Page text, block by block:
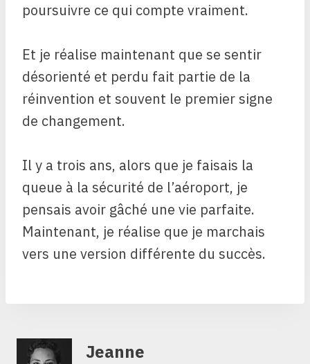
poursuivre ce qui compte vraiment.
Et je réalise maintenant que se sentir
désorienté et perdu fait partie de la
réinvention et souvent le premier signe
de changement.
Il y a trois ans, alors que je faisais la
queue à la sécurité de l’aéroport, je
pensais avoir gâché une vie parfaite.
Maintenant, je réalise que je marchais
vers une version différente du succès.
Jeanne